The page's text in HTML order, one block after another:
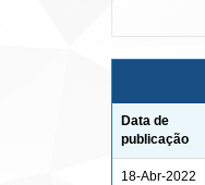
Data de
publicação
18-Abr-2022